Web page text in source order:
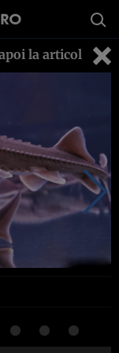
la articol